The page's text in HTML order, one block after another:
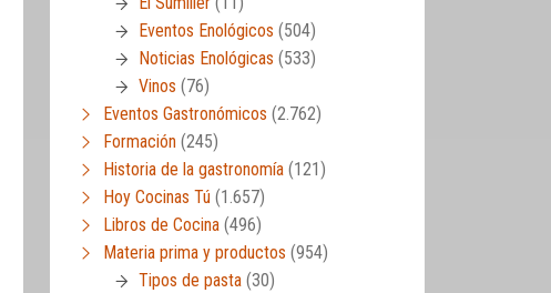
Eventos Enológicos (504)
Noticias Enológicas (533)
Vinos (76)
Eventos Gastronómicos (2.762)
Formación (245)
Historia de la gastronomía (121)
Hoy Cocinas Tú (1.657)
Libros de Cocina (496)
Materia prima y productos (954)
Tipos de pasta (30)